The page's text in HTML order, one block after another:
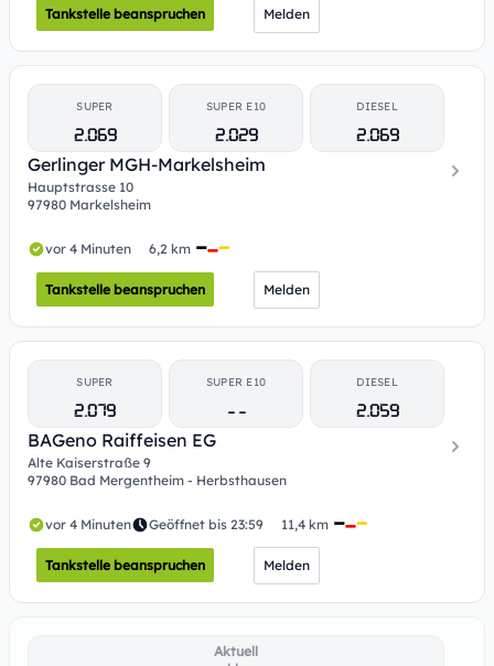
Tankstelle beanspruchen Melden
SUPER
2.069
SUPER E10
2.029
DIESEL
2.069
Gerlinger MGH-Markelsheim
Hauptstrasse 10
97980 Markelsheim
vor 4 Minuten 6,2 km
Tankstelle beanspruchen Melden
SUPER
2.079
SUPER E10
- -
DIESEL
2.059
BAGeno Raiffeisen EG
Alte Kaiserstraße 9
97980 Bad Mergentheim - Herbsthausen
vor 4 Minuten Geöffnet bis 23:59 11,4 km
Tankstelle beanspruchen Melden
Aktuell